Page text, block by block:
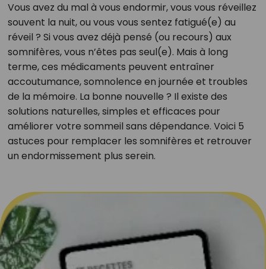
Vous avez du mal à vous endormir, vous vous réveillez
souvent la nuit, ou vous vous sentez fatigué(e) au
réveil ? Si vous avez déjà pensé (ou recours) aux
somnifères, vous n’êtes pas seul(e). Mais à long
terme, ces médicaments peuvent entraîner
accoutumance, somnolence en journée et troubles
de la mémoire. La bonne nouvelle ? Il existe des
solutions naturelles, simples et efficaces pour
améliorer votre sommeil sans dépendance. Voici 5
astuces pour remplacer les somnifères et retrouver
un endormissement plus serein.